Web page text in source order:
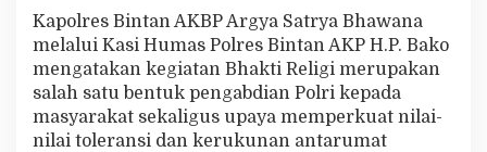
a
t
b
a
d
a
Kapolres Bintan AKBP Argya Satrya Bhawana
melalui Kasi Humas Polres Bintan AKP H.P. Bako
mengatakan kegiatan Bhakti Religi merupakan
salah satu bentuk pengabdian Polri kepada
masyarakat sekaligus upaya memperkuat nilai-
nilai toleransi dan kerukunan antarumat